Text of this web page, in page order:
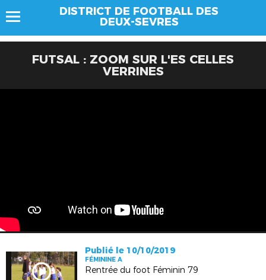
DISTRICT DE FOOTBALL DES
DEUX-SEVRES
FUTSAL : ZOOM SUR L'ES CELLES
VERRINES
Publié le 10/10/2019
FÉMININE A
Rentrée du foot Féminin 79